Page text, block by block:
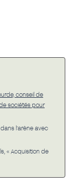
conseil de
de sociétés pour
l’arène avec
« Acquisition de